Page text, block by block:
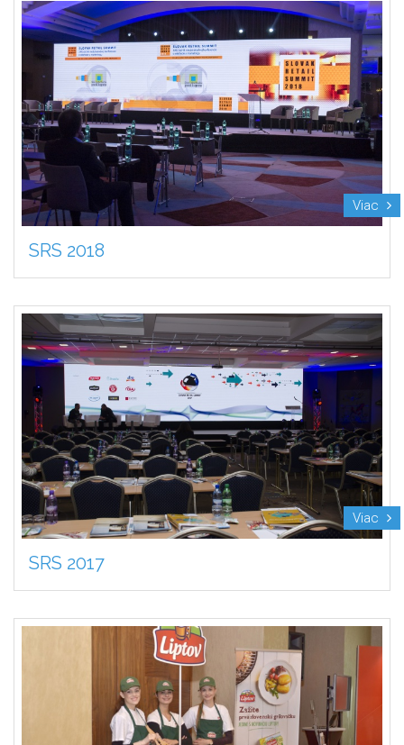
Viac
SRS 2018
Viac
SRS 2017